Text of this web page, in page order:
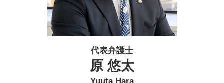
代表弁護士
原 悠太
Yuuta Hara